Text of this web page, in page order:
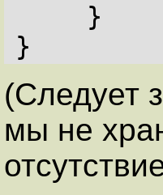
}
}
(Следует
мы не